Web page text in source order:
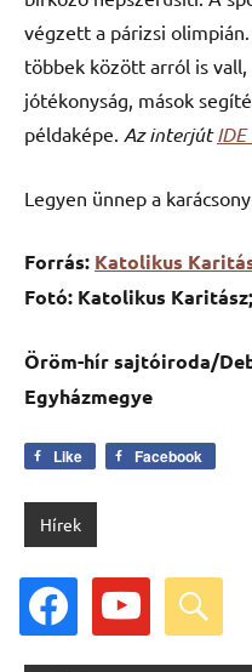
végzett a párizsi
többek között arról is
jótékonyság, mások
példaképe. Az interjútIDE
Legyen ünnep a
Forrás: Katolikus
Fotó: Katolikus
Öröm-hír sajtóiroda/
Egyházmegye
Like Facebook
Hírek
facebook youtube search